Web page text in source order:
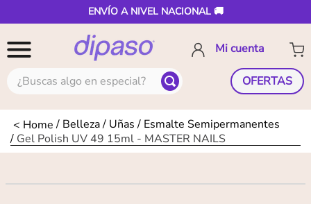
ENVÍO A NIVEL NACIONAL 🚚
¿Buscas algo en especial? OFERTAS
Belleza Uñas
Esmalte Semipermanentes
Gel Polish UV 49 15ml - MASTER NAILS